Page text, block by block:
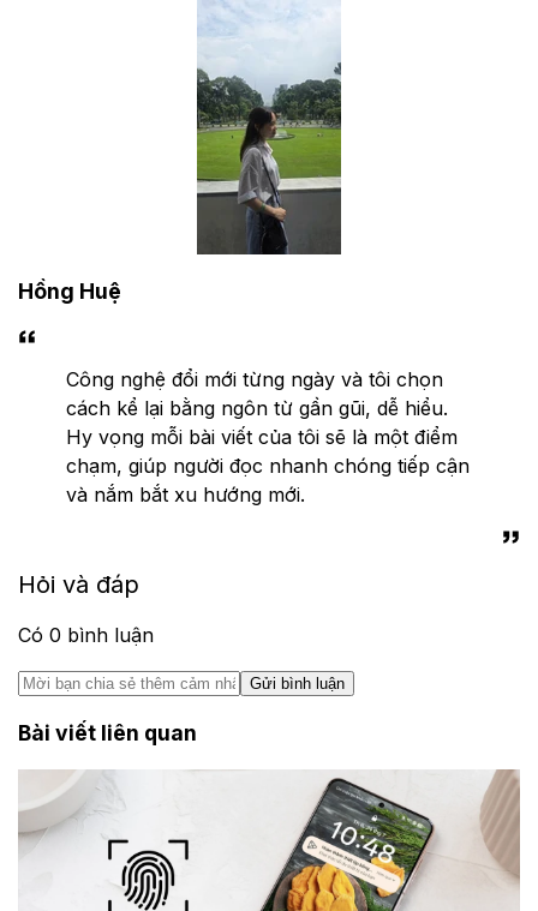
Hồng Huệ
Công nghệ đổi mới từng ngày và tôi chọn
cách kể lại bằng ngôn từ gần gũi, dễ hiểu.
Hy vọng mỗi bài viết của tôi sẽ là một điểm
chạm, giúp người đọc nhanh chóng tiếp cận
và nắm bắt xu hướng mới.
Hỏi và đáp
Có 0 bình luận
Gửi bình luận
Bài viết liên quan